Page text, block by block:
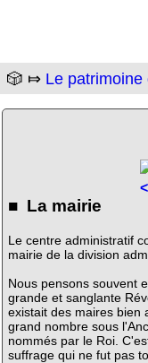
🎲 ⤇ Le patrimoine
■ La mairie
Le centre administratif
mairie de la division
Nous pensons souvent
grande et sanglante
existait des maires bien
grand nombre sous
nommés par le Roi.
suffrage qui ne fut pas